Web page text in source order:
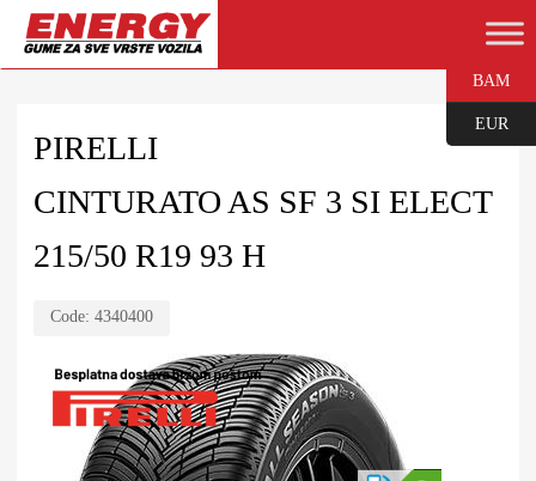
PIRELLI
CINTURATO AS SF 3 SI ELECT
215/50 R19 93 H
Code: 4340400
BAM
EUR